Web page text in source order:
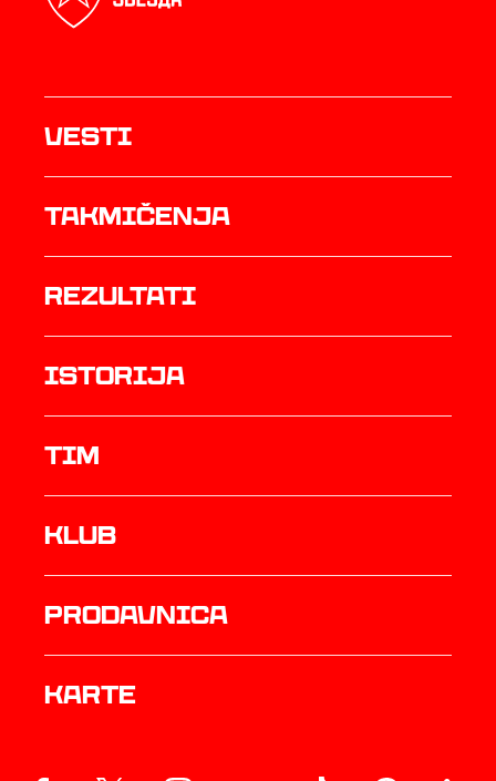
Vesti
Takmičenja
rezultati
istorija
TIM
Klub
prodavnica
Karte